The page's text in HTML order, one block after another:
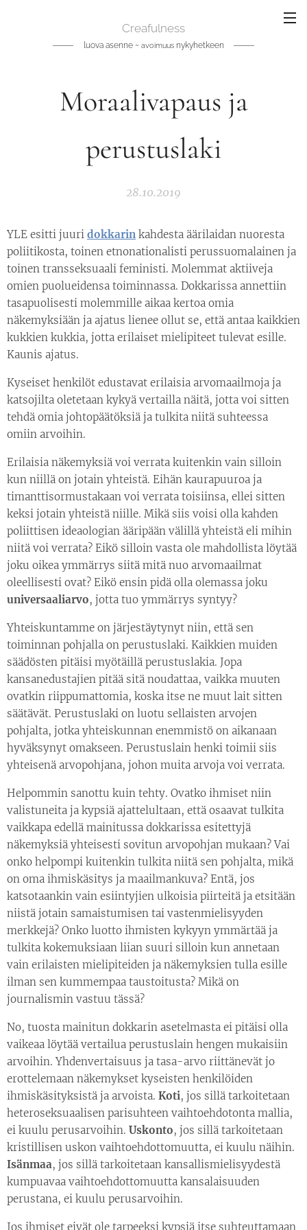
Creafulness
luova asenne ~ avoimuusnykyhetkeen
Moraalivapaus ja
perustuslaki
28.10.2019
YLE esitti juuri dokkarin kahdesta äärilaidan nuoresta
poliitikosta, toinen etnonationalisti perussuomalainen ja
toinen transseksuaali feministi. Molemmat aktiiveja
omien puolueidensa toiminnassa. Dokkarissa annettiin
tasapuolisesti molemmille aikaa kertoa omia
näkemyksiään ja ajatus lienee ollut se, että antaa kaikkien
kukkien kukkia, jotta erilaiset mielipiteet tulevat esille.
Kaunis ajatus.
Kyseiset henkilöt edustavat erilaisia arvomaailmoja ja
katsojilta oletetaan kykyä vertailla näitä, jotta voi sitten
tehdä omia johtopäätöksiä ja tulkita niitä suhteessa
omiin arvoihin.
Erilaisia näkemyksiä voi verrata kuitenkin vain silloin
kun niillä on jotain yhteistä. Eihän kaurapuuroa ja
timanttisormustakaan voi verrata toisiinsa, ellei sitten
keksi jotain yhteistä niille. Mikä siis voisi olla kahden
poliittisen ideaologian ääripään välillä yhteistä eli mihin
niitä voi verrata? Eikö silloin vasta ole mahdollista löytää
joku oikea ymmärrys siitä mitä nuo arvomaailmat
oleellisesti ovat? Eikö ensin pidä olla olemassa joku
universaaliarvo, jotta tuo ymmärrys syntyy?
Yhteiskuntamme on järjestäytynyt niin, että sen
toiminnan pohjalla on perustuslaki. Kaikkien muiden
säädösten pitäisi myötäillä perustuslakia. Jopa
kansanedustajien pitää sitä noudattaa, vaikka muuten
ovatkin riippumattomia, koska itse ne muut lait sitten
säätävät. Perustuslaki on luotu sellaisten arvojen
pohjalta, jotka yhteiskunnan enemmistö on aikanaan
hyväksynyt omakseen. Perustuslain henki toimii siis
yhteisenä arvopohjana, johon muita arvoja voi verrata.
Helpommin sanottu kuin tehty. Ovatko ihmiset niin
valistuneita ja kypsiä ajattelultaan, että osaavat tulkita
vaikkapa edellä mainitussa dokkarissa esitettyjä
näkemyksiä yhteisesti sovitun arvopohjan mukaan? Vai
onko helpompi kuitenkin tulkita niitä sen pohjalta, mikä
on oma ihmiskäsitys ja maailmankuva? Entä, jos
katsotaankin vain esiintyjien ulkoisia piirteitä ja etsitään
niistä jotain samaistumisen tai vastenmielisyyden
merkkejä? Onko luotto ihmisten kykyyn ymmärtää ja
tulkita kokemuksiaan liian suuri silloin kun annetaan
vain erilaisten mielipiteiden ja näkemyksien tulla esille
ilman sen kummempaa taustoitusta? Mikä on
journalismin vastuu tässä?
No, tuosta mainitun dokkarin asetelmasta ei pitäisi olla
vaikeaa löytää vertailua perustuslain hengen mukaisiin
arvoihin. Yhdenvertaisuus ja tasa-arvo riittänevät jo
erottelemaan näkemykset kyseisten henkilöiden
ihmiskäsityksistä ja arvoista. Koti, jos sillä tarkoitetaan
heteroseksuaalisen parisuhteen vaihtoehdotonta mallia,
ei kuulu perusarvoihin. Uskonto, jos sillä tarkoitetaan
kristillisen uskon vaihtoehdottomuutta, ei kuulu näihin.
Isänmaa, jos sillä tarkoitetaan kansallismielisyydestä
kumpuavaa vaihtoehdottomuutta kansalaisuuden
perustana, ei kuulu perusarvoihin.
Jos ihmiset eivät ole tarpeeksi kypsiä itse suhteuttamaan